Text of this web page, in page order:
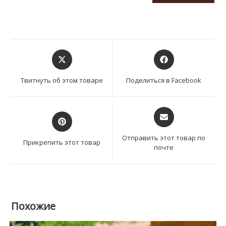
Открывается
в
новом
окне
Твитнуть об этом товаре
Открывается
в
окне
Поделиться в Facebook
Открывается
в
Прикрепить этот товар
Открывается
в
окне
Отправить этот товар по
почте
Похожие